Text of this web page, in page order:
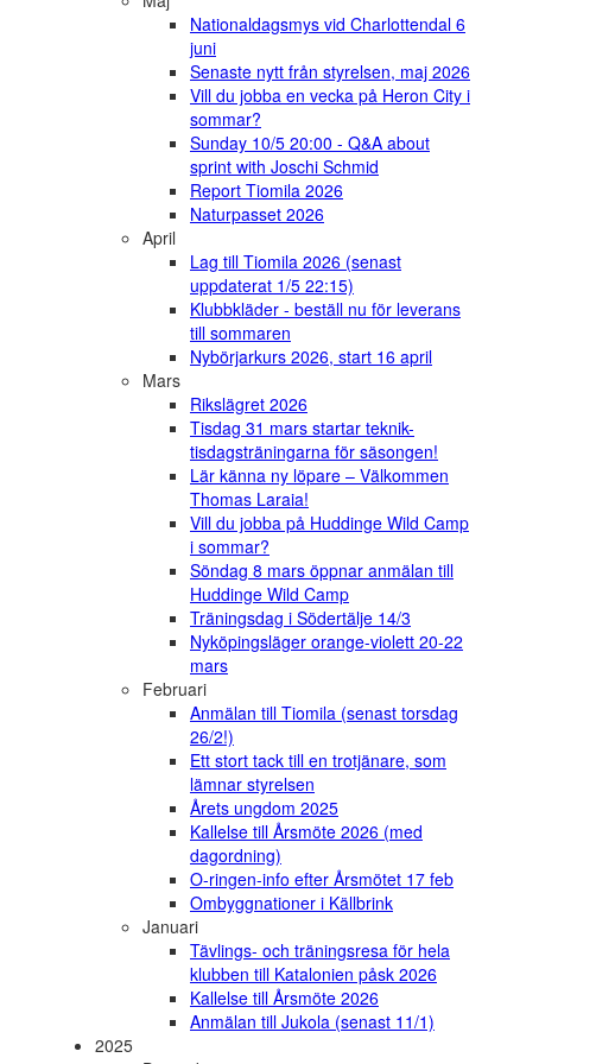
Nationaldagsmys vid Charlottendal 6
juni
Senaste nytt från styrelsen, maj 2026
Vill du jobba en vecka på Heron City i
sommar?
Sunday 10/5 20:00 - Q&A about
sprint with Joschi Schmid
Report Tiomila 2026
Naturpasset 2026
April
Lag till Tiomila 2026 (senast
uppdaterat 1/5 22:15)
Klubbkläder - beställ nu för leverans
till sommaren
Nybörjarkurs 2026, start 16 april
Mars
Rikslägret 2026
Tisdag 31 mars startar teknik-
tisdagsträningarna för säsongen!
Lär känna ny löpare – Välkommen
Thomas Laraia!
Vill du jobba på Huddinge Wild Camp
i sommar?
Söndag 8 mars öppnar anmälan till
Huddinge Wild Camp
Träningsdag i Södertälje 14/3
Nyköpingsläger orange-violett 20-22
mars
Februari
Anmälan till Tiomila (senast torsdag
26/2!)
Ett stort tack till en trotjänare, som
lämnar styrelsen
Årets ungdom 2025
Kallelse till Årsmöte 2026 (med
dagordning)
O-ringen-info efter Årsmötet 17 feb
Ombyggnationer i Källbrink
Januari
Tävlings- och träningsresa för hela
klubben till Katalonien påsk 2026
Kallelse till Årsmöte 2026
Anmälan till Jukola (senast 11/1)
2025